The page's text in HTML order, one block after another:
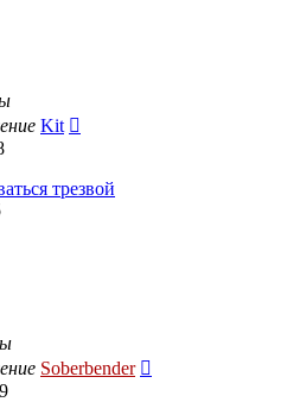
Kit
трезвой
Soberbender